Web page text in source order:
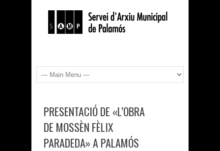
PRESENTACIÓ DE «L’OBRA
DE MOSSÈN FÈLIX
PARADEDA» A PALAMÓS